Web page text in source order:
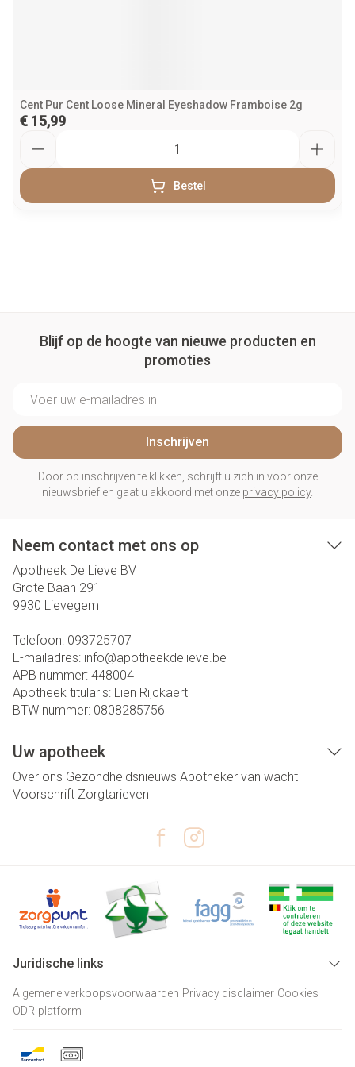
Cent Pur Cent Loose Mineral Eyeshadow Framboise 2g
€ 15,99
Bestel
Blijf op de hoogte van nieuwe producten en
promoties
Inschrijven
Door op inschrijven te klikken, schrijft u zich in voor onze
nieuwsbrief en gaat u akkoord met onze privacy policy.
Neem contact met ons op
Apotheek De Lieve BV
Grote Baan 291
9930 Lievegem
Telefoon: 093725707
E-mailadres: info@apotheekdelieve.be
APB nummer: 448004
Apotheek titularis: Lien Rijckaert
BTW nummer: 0808285756
Uw apotheek
Over ons Gezondheidsnieuws Apotheker van wacht
Voorschrift Zorgtarieven
Juridische links
Algemene verkoopsvoorwaarden Privacy disclaimer Cookies
ODR-platform